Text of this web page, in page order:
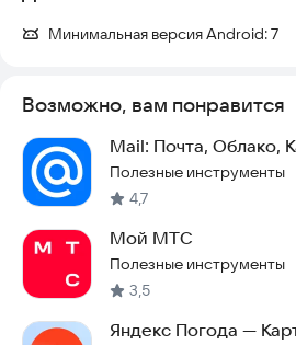
Минимальная версия Android:7
Возможно, вам понравится
Mail: Почта, Облако,
Полезные инструменты
4,7
Мой МТС
Полезные инструменты
3,5
Яндекс Погода —